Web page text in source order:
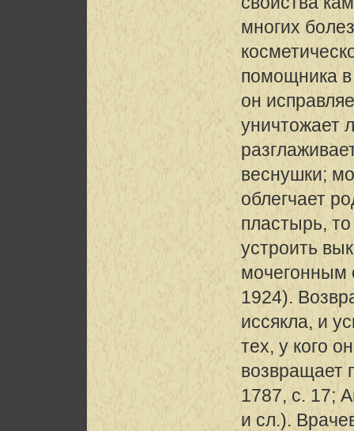
многих
помощника в
он
уничтожает
веснушки;
облегчает
пластырь,
устроить
мочегонным
1924).
иссякла, и
тех, у кого
возвращает
1787, с. 17;
и сл.).